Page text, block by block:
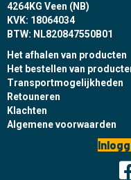
4264KG Veen (NB)
KVK: 18064034
BTW: NL820847550B01
Het afhalen van producten
Het bestellen van
Transportmogelijkheden
Retouneren
Klachten
Algemene voorwaarden